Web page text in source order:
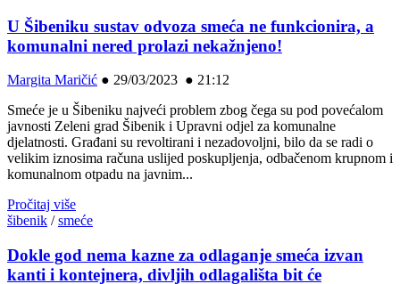
U Šibeniku sustav odvoza smeća ne funkcionira, a
komunalni nered prolazi nekažnjeno!
Margita Maričić ● 29/03/2023 ● 21:12
Smeće je u Šibeniku najveći problem zbog čega su pod povećalom
javnosti Zeleni grad Šibenik i Upravni odjel za komunalne
djelatnosti. Građani su revoltirani i nezadovoljni, bilo da se radi o
velikim iznosima računa uslijed poskupljenja, odbačenom krupnom i
komunalnom otpadu na javnim...
Pročitaj više
šibenik /smeće
Dokle god nema kazne za odlaganje smeća izvan
kanti i kontejnera, divljih odlagališta bit će